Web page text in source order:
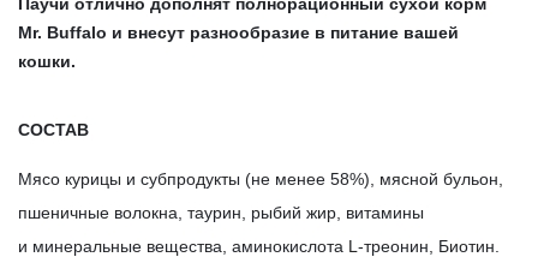
Mr. Buffalo и внесут разнообразие в питание вашей
кошки.
СОСТАВ
Мясо курицы и субпродукты (не менее 58%), мясной бульон,
пшеничные волокна, таурин, рыбий жир, витамины
и минеральные вещества, аминокислота L-треонин, Биотин.